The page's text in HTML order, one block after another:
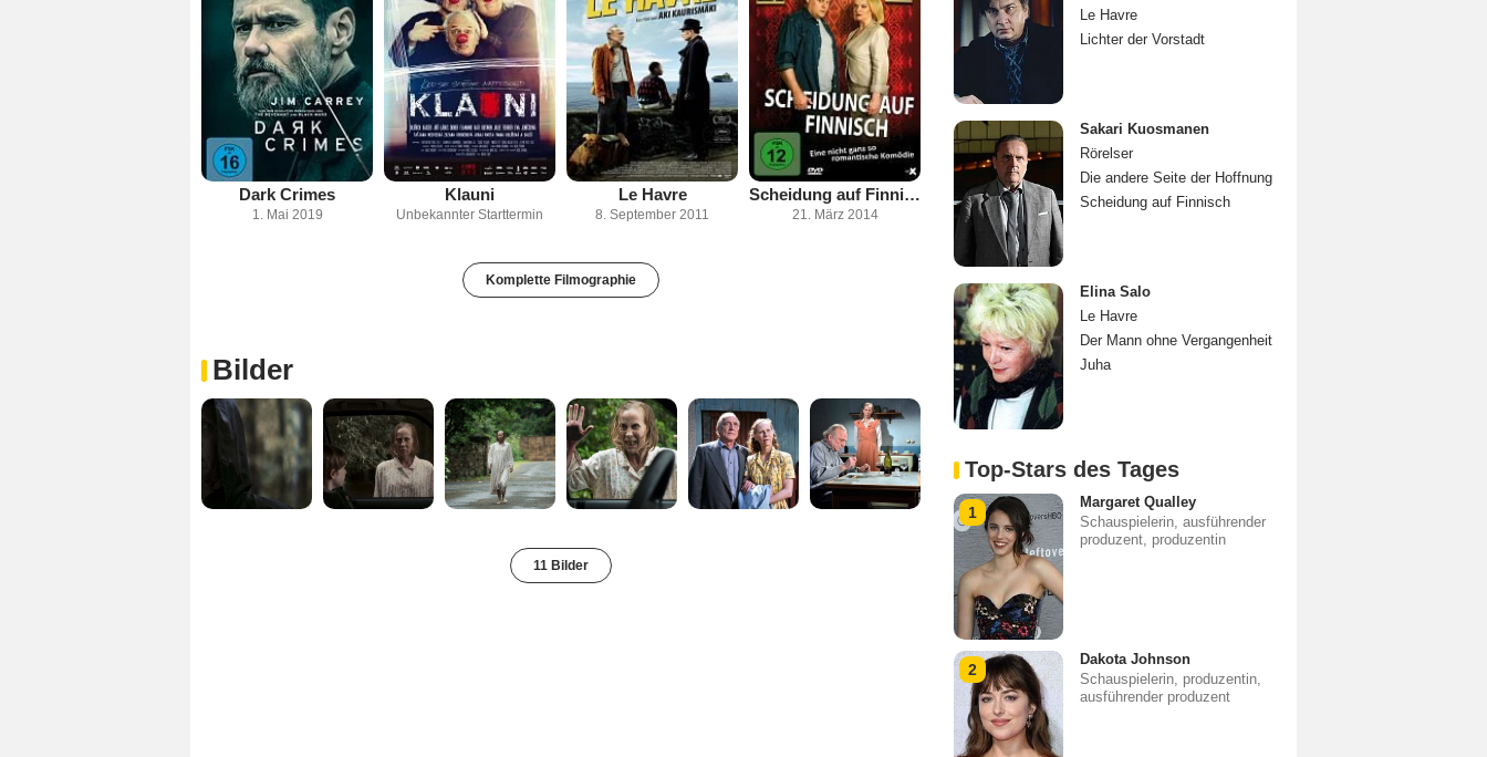
Dark Crimes
1. Mai 2019
Klauni
Unbekannter Starttermin
Le Havre
8. September 2011
Scheidung auf Finnisch
21. März 2014
Komplette Filmographie
Bilder
11 Bilder
Le Havre
Lichter der Vorstadt
Sakari Kuosmanen
Rörelser
Die andere Seite der Hoffnung
Scheidung auf Finnisch
Elina Salo
Le Havre
Der Mann ohne Vergangenheit
Juha
Top-Stars des Tages
1
Margaret Qualley
Schauspielerin, ausführender
produzent, produzentin
2
Dakota Johnson
Schauspielerin, produzentin,
ausführender produzent